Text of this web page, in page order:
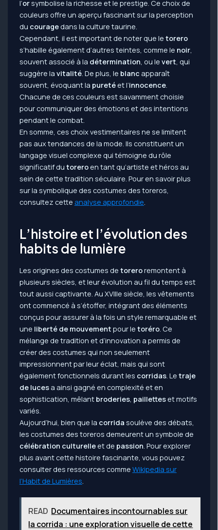
l’orsymbolise la richesse et le prestige. Ce choix de
couleurs offre un aperçu fascinant sur la perception
du couragedans la culture taurine.
Cependant, il est important de noter que le torero
s’habille également d’autres teintes, comme le noir,
souvent associé à la détermination , ou le vert , qui
suggère la vitalité. De plus, le blanc apparaît
souvent, évoquant la puretéet l’innocence.
Chacune de ces couleurs est savamment choisie
pour communiquer des émotions et des intentions
pendant le combat.
En somme, ces choix vestimentaires ne se limitent
pas aux tendances de la mode. Ils constituent un
langage visuel complexe qui témoigne du rôle
significatif du toreroen tant qu’artiste et héros au
sein de cette tradition séculaire. Pour en savoir plus
sur la symbolique des costumes des toreros,
consultez cette analyse approfondie
L’histoire et l’évolution des
habits de lumière
Les origines des costumes de toreroremontent à
plusieurs siècles, et leur évolution au fil du temps est
tout aussi captivante. Au XVIIIe siècle, les vêtements
ont commencé à s’étoffer, intégrant des éléments
conçus pour assurer à la fois un style remarquable et
une liberté de mouvement pour le toréro. Ce
mélange de tradition et d’innovation a permis de
créer des costumes qui non seulement
impressionnent par leur éclat, mais qui sont
également fonctionnels durant les corridas. Le traje
de lucesa ainsi gagné en complexité et en
sophistication, mêlant broderies, pailletteset motifs
variés.
Aujourd’hui, bien que la corrida soulève des débats,
les costumes des toreros demeurent un symbole de
célébration culturelleet de passion. Pour explorer
plus avant cette histoire fascinante, vous pouvez
consulter des ressources comme Wikipedia sur
l’Habit de Lumières.
READ Documentaires incontournables sur
la corrida : une exploration visuelle de cette